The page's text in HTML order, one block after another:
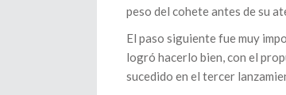
peso del cohete antes de su
El paso siguiente fue muy
logró hacerlo bien, con el
sucedido en el tercer